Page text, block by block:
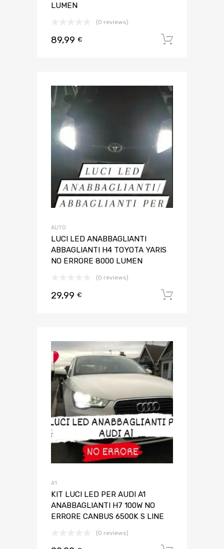
LUMEN
(0 reviews)
89,99 €
AUTO
LUCI LED ANABBAGLIANTI
ABBAGLIANTI H4 TOYOTA YARIS
NO ERRORE 8000 LUMEN
(0 reviews)
29,99 €
A1
KIT LUCI LED PER AUDI A1
ANABBAGLIANTI H7 100W NO
ERRORE CANBUS 6500K S LINE
(0 reviews)